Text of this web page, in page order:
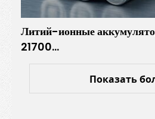
Литий-ионные
21700…
Показать